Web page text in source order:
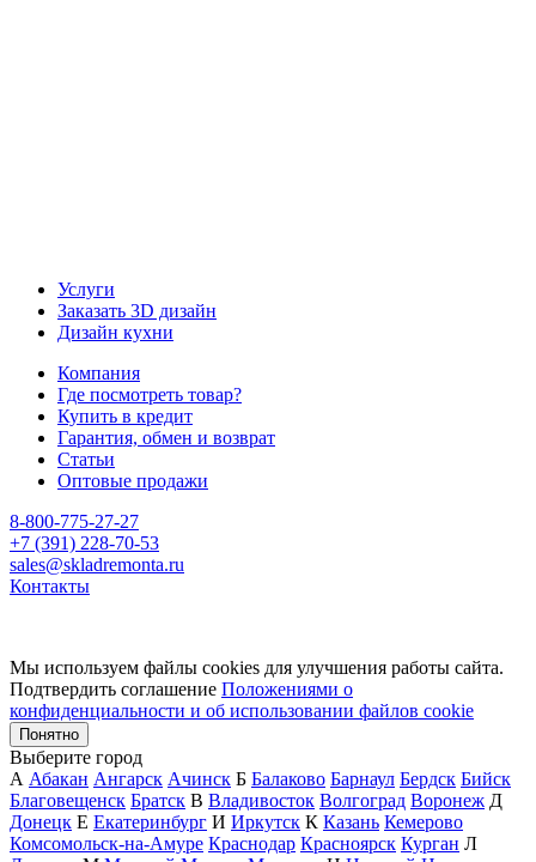
Услуги
Заказать 3D дизайн
Дизайн кухни
Компания
Где посмотреть товар?
Купить в кредит
Гарантия, обмен и возврат
Статьи
Оптовые продажи
8-800-775-27-27
+7 (391) 228-70-53
sales@skladremonta.ru
Контакты
Мы используем файлы cookies для улучшения работы сайта.
Подтвердить соглашение Положениями о
конфиденциальности и об использовании файлов cookie
Понятно
Выберите город
А Абакан Ангарск Ачинск Б Балаково Барнаул Бердск Бийск
Благовещенск Братск В Владивосток Волгоград Воронеж Д
Донецк Е Екатеринбург И Иркутск К Казань Кемерово
Комсомольск-на-Амуре Краснодар Красноярск Курган Л